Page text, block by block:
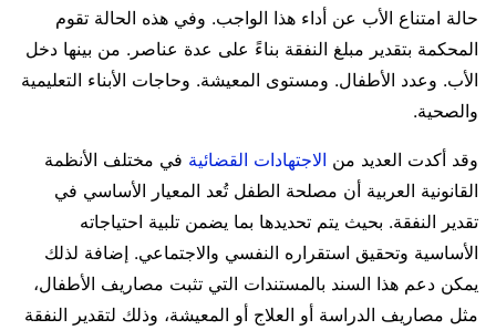
حالة امتناع الأب عن أداء هذا الواجب. وفي هذه الحالة تقوم
المحكمة بتقدير مبلغ النفقة بناءً على عدة عناصر. من بينها دخل
الأب. وعدد الأطفال. ومستوى المعيشة. وحاجات الأبناء التعليمية
والصحية.
وقد أكدت العديد من الاجتهادات القضائية في مختلف الأنظمة
القانونية العربية أن مصلحة الطفل تُعد المعيار الأساسي في
تقدير النفقة. بحيث يتم تحديدها بما يضمن تلبية احتياجاته
الأساسية وتحقيق استقراره النفسي والاجتماعي. إضافة لذلك
يمكن دعم هذا السند بالمستندات التي تثبت مصاريف الأطفال،
مثل مصاريف الدراسة أو العلاج أو المعيشة، وذلك لتقدير النفقة